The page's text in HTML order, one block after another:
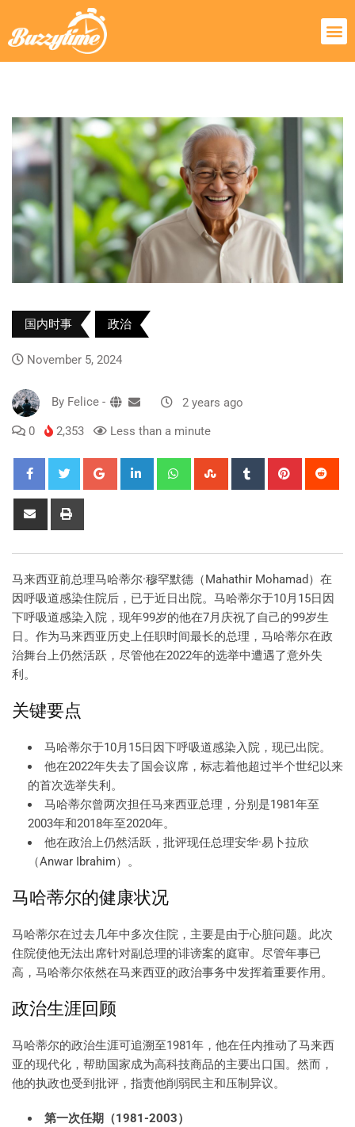
国内时事 政治
November 5, 2024
By Felice - 2 years ago
0 2,353 Less than a minute
马来西亚前总理马哈蒂尔·穆罕默德（Mahathir Mohamad）在
因呼吸道感染住院后，已于近日出院。马哈蒂尔于10月15日因
下呼吸道感染入院，现年99岁的他在7月庆祝了自己的99岁生
日。作为马来西亚历史上任职时间最长的总理，马哈蒂尔在政
治舞台上仍然活跃，尽管他在2022年的选举中遭遇了意外失
利。
关键要点
马哈蒂尔于10月15日因下呼吸道感染入院，现已出院。
他在2022年失去了国会议席，标志着他超过半个世纪以来
的首次选举失利。
马哈蒂尔曾两次担任马来西亚总理，分别是1981年至
2003年和2018年至2020年。
他在政治上仍然活跃，批评现任总理安华·易卜拉欣
（Anwar Ibrahim）。
马哈蒂尔的健康状况
马哈蒂尔在过去几年中多次住院，主要是由于心脏问题。此次
住院使他无法出席针对副总理的诽谤案的庭审。尽管年事已
高，马哈蒂尔依然在马来西亚的政治事务中发挥着重要作用。
政治生涯回顾
马哈蒂尔的政治生涯可追溯至1981年，他在任内推动了马来西
亚的现代化，帮助国家成为高科技商品的主要出口国。然而，
他的执政也受到批评，指责他削弱民主和压制异议。
第一次任期（1981-2003）